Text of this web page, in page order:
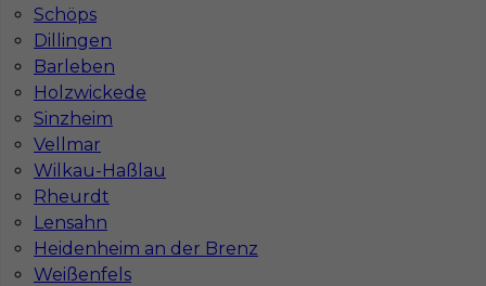
Schöps
Dillingen
Barleben
Holzwickede
Sinzheim
Vellmar
Wilkau-Haßlau
Rheurdt
Lensahn
Heidenheim an der Brenz
Weißenfels
Płytkarz / Glazurnik - praca za granicą
Kategoria
Płytkarz
Lokalizacja Niemcy
Wymagane języki
Stawka 20 - 22 € / h